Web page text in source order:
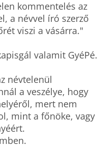
kommentelés az
a névvel író szerző
viszi a vásárra."
valamit GyéPé.
névtelenül
a veszélye, hogy
mert nem
mint a főnöke, vagy